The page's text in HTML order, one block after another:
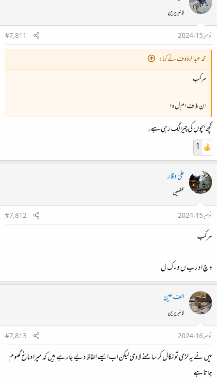
لائبریرین
نومبر 15، 2024
#7,811
محمد عبدالرؤوف نے کہا:
مرکب
ا ن ط ف ا م ل ہ ا
کچھ بچوں کی چیز لگ رہی ہے۔
1
علی وقار
محفلین
نومبر 15، 2024
#7,812
مرکب
ہ چ ا د ر ب ں و ء ک ل
الف عین
لائبریرین
نومبر 16، 2024
#7,813
میں نے یہ لڑی تو نکال کر سامنے لا دی لیکن اب ایسے الفاظ دیے جارہے ہیں کہ میرا دماغ گھوم
جاتا ہے